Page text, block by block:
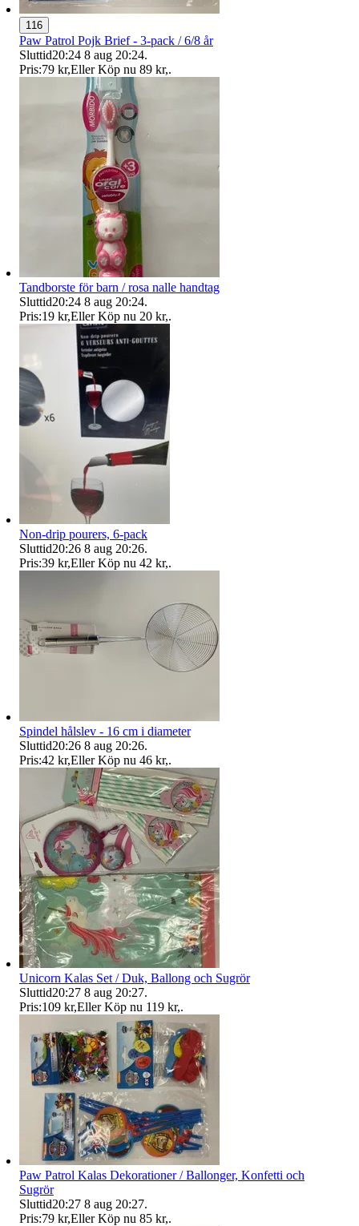
116
Paw Patrol Pojk Brief - 3-pack / 6/8 år
Sluttid20:24 8 aug 20:24.
Pris:79 kr,Eller Köp nu 89 kr,.
Tandborste för barn / rosa nalle handtag
Sluttid20:24 8 aug 20:24.
Pris:19 kr,Eller Köp nu 20 kr,.
Non-drip pourers, 6-pack
Sluttid20:26 8 aug 20:26.
Pris:39 kr,Eller Köp nu 42 kr,.
Spindel hålslev - 16 cm i diameter
Sluttid20:26 8 aug 20:26.
Pris:42 kr,Eller Köp nu 46 kr,.
Unicorn Kalas Set / Duk, Ballong och Sugrör
Sluttid20:27 8 aug 20:27.
Pris:109 kr,Eller Köp nu 119 kr,.
Paw Patrol Kalas Dekorationer / Ballonger, Konfetti och
Sugrör
Sluttid20:27 8 aug 20:27.
Pris:79 kr,Eller Köp nu 85 kr,.